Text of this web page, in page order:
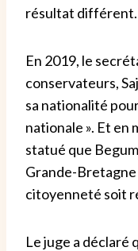
résultat différent.
En 2019, le
conservateurs,
sa nationalité
nationale ». Et en
statué que
Grande-
citoyenneté soit
Le juge a déclaré